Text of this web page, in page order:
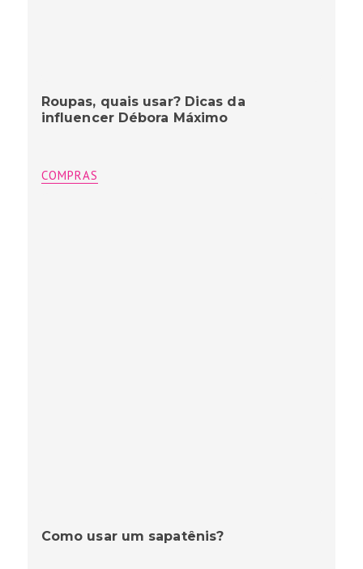
Roupas, quais usar? Dicas da
influencer Débora Máximo
COMPRAS
Como usar um sapatênis?